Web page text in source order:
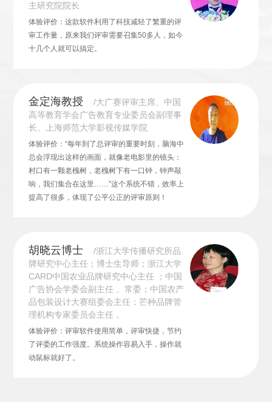
主研究院院长
体验评价：这款软件利用了科技减轻了繁重的评
审工作量，原来我们评审需要召集50多人，如今
十几个人就可以搞定。
金定海教授
/大广赛评审主席、中国
高等教育学会广告教育专业委员会副理事
长、上海师范大学影视传媒学院
体验评价：“每年到了总评审的重要时刻，脑海中
总会浮现出这样的画面，就像老电影里的镜头：
村口有一颗老槐树，老槐树下有一口钟，钟声敲
响，我们集合在这里……”这个系统不错，效率上
提高了很多，体现了公平公正的评审原则！
胡晓云博士
/浙江大学传播研究所品
牌研究中心主任；博士生导师；浙江大学
CARD中国农业品牌研究中心主任 ；中国
广告协会学委会副主任 、常委；中国农产
品包装设计大赛组委会主任；芒种品牌管
理机构专家委员会主任 。
体验评价：评审软件使用简单，评审快捷，节约
了评委的工作强度。系统操作容易入手，操作就
动鼠标就好了。